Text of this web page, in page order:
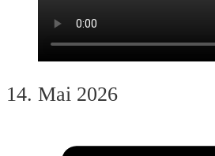
14. Mai 2026